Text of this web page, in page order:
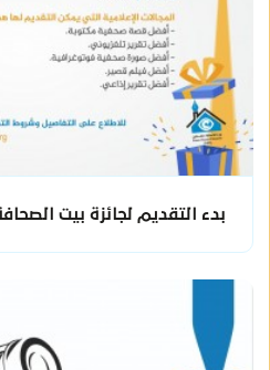
بدء التقديم لجائزة بيت الصحافة